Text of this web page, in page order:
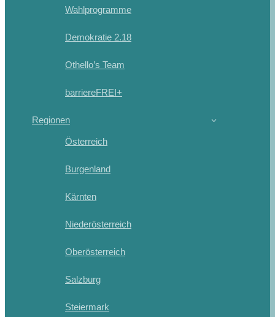
Wahlprogramme
Demokratie 2.18
Othello’s Team
barriereFREI+
Regionen
Österreich
Burgenland
Kärnten
Niederösterreich
Oberösterreich
Salzburg
Steiermark